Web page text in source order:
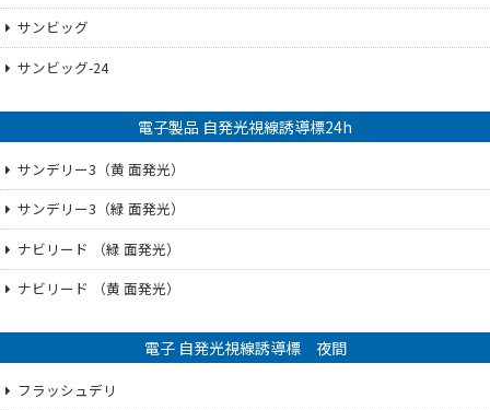
サンビッグ
サンビッグ-24
電子製品 自発光視線誘導標24h
サンデリー3（黄 面発光）
サンデリー3（緑 面発光）
ナビリード （緑 面発光）
ナビリード （黄 面発光）
電子 自発光視線誘導標 夜間
フラッシュデリ